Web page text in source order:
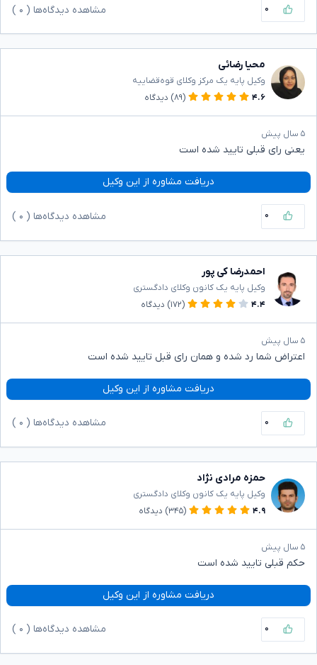
۰ مشاهده دیدگاه‌ها ( ۰
محیا رضائی
وکیل پایه یک مرکز وکلای قوه‌قضاییه
۴.۶
(۸۹) دیدگاه
۵ سال پیش
یعنی رای قبلی تایید شده است
دریافت مشاوره از این وکیل
۰ مشاهده دیدگاه‌ها ( ۰
احمدرضا کی پور
وکیل پایه یک کانون وکلای دادگستری
۴.۴
(۱۷۲) دیدگاه
۵ سال پیش
اعتراض شما رد شده و همان رای قبل تایید شده است
دریافت مشاوره از این وکیل
۰ مشاهده دیدگاه‌ها ( ۰
حمزه مرادی نژاد
وکیل پایه یک کانون وکلای دادگستری
۴.۹
(۳۴۵) دیدگاه
۵ سال پیش
حکم قبلی تایید شده است
دریافت مشاوره از این وکیل
۰ مشاهده دیدگاه‌ها ( ۰